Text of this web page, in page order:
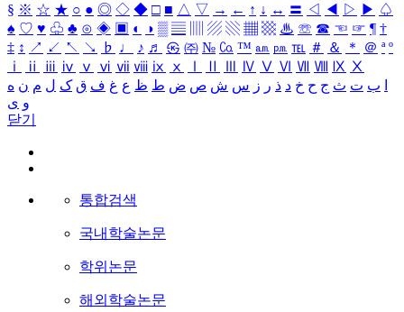
§ ※ ☆ ★ ○ ● ◎ ◇ ◆ □ ■ △ ▽ → ← ↑ ↓ ↔ 〓 ◁ ◀ ▷ ▶ ♤
♠ ♡ ♥ ♧ ♣ ⊙ ◈ ▣ ◐ ◑ ▒ ▤ ▨ ▧ ▦ ▩ ♨ ☏ ☎ ☜ ☞ ¶ †
‡ ↕ ↗ ↙ ↖ ↘ ♭ ♩ ♪ ♬ ㉿ ㈜ № ㏇ ™ ㏂ ㏘ ℡ ＃ ＆ ＊ ＠ ª º
ⅰ
ⅱ ⅲ ⅳ ⅴ ⅵ ⅶ ⅷ ⅸ ⅹ Ⅳ Ⅴ Ⅵ Ⅶ Ⅷ Ⅸ Ⅹ
ب ت ث ج ح خ د ذ ر ز س ش ص ض ط ظ ع غ ف ق ک ل م ن ه
و ی
닫기
통합검색
국내학술논문
학위논문
해외학술논문